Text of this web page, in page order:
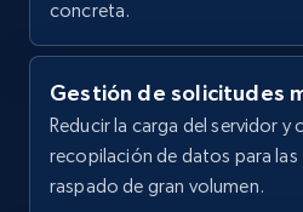
concreta.
Gestión de solicitudes
Reducir la carga del servidor y
recopilación de datos para las
raspado de gran volumen.